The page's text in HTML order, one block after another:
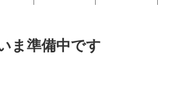
ま準備中です